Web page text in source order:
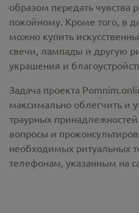
образом передать чувства
покойному. Кроме того, в
можно купить
свечи, лампады и другую
украшения и
Задача проекта
максимально облегчить и
траурных
вопросы и
необходимых ритуальных
телефонам, указанным на